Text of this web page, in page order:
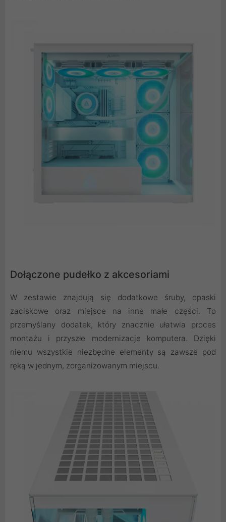
Dołączone pudełko z akcesoriami
W zestawie znajdują się dodatkowe śruby, opaski
zaciskowe oraz miejsce na inne małe części. To
przemyślany dodatek, który znacznie ułatwia proces
montażu i przyszłe modernizacje komputera. Dzięki
niemu wszystkie niezbędne elementy są zawsze pod
ręką w jednym, zorganizowanym miejscu.